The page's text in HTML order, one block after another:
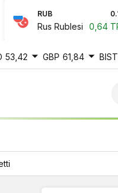
RUB 0.1%
Rus Rublesi 0,64 TRY
53,42 GBP 61,84 BIST